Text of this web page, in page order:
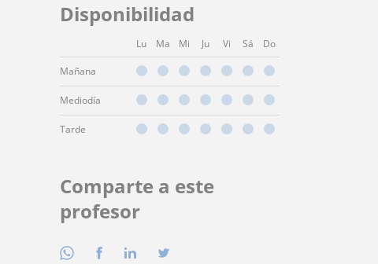
Disponibilidad
Lu Ma Mi Ju Vi Sá Do
Mañana
Mediodía
Tarde
Comparte a este
profesor